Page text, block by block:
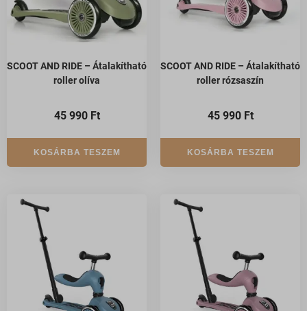
SCOOT AND RIDE – Átalakítható
roller olíva
45 990 Ft
KOSÁRBA TESZEM
SCOOT AND RIDE – Átalakítható
roller rózsaszín
45 990 Ft
KOSÁRBA TESZEM